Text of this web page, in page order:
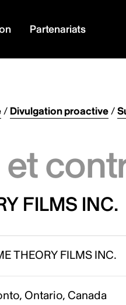
Partenariats
/ Divulgation proactive/
FILMS INC.
THEORY FILMS INC.
Ontario, Canada